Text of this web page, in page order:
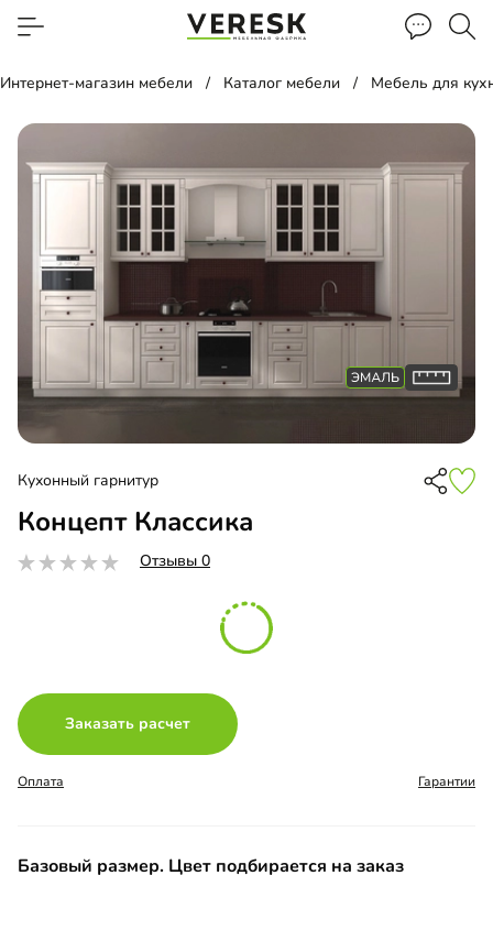
Интернет-магазин мебели Каталог мебели Мебель для
Кухонный гарнитур
Концепт Классика
Отзывы 0
Заказать расчет
Оплата Гарантии
Базовый размер. Цвет подбирается на заказ